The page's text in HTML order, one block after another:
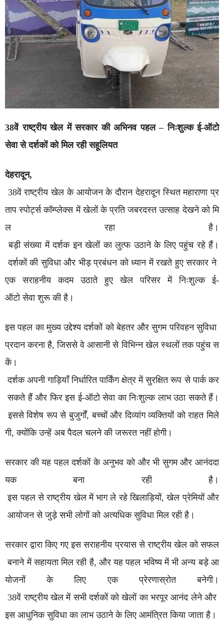
38वें राष्ट्रीय खेल में सरकार की अभिनव पहल – निःशुल्क ई-ऑटो
सेवा से दर्शकों को मिल रही सहूलियत
देहरादून,
38वें राष्ट्रीय खेल के आयोजन के दौरान देहरादून स्थित महाराणा प्र
ताप स्पोर्ट्स कॉम्प्लेक्स में खेलों के प्रति जबरदस्त उत्साह देखने को मि
ल रहा है।
बड़ी संख्या में दर्शक इन खेलों का लुत्फ उठाने के लिए पहुंच रहे हैं।
दर्शकों की सुविधा और भीड़ प्रबंधन को ध्यान में रखते हुए सरकार ने
एक सराहनीय कदम उठाते हुए खेल परिसर में निःशुल्क ई-
ऑटो सेवा शुरू की है।
इस पहल का मुख्य उद्देश्य दर्शकों को बेहतर और सुगम परिवहन सुविधा
प्रदान करना है, जिससे वे आसानी से विभिन्न खेल स्थलों तक पहुंच स
कें।
दर्शक अपनी गाड़ियाँ निर्धारित पार्किंग क्षेत्र में सुरक्षित रूप से पार्क कर
सकते हैं और फिर इस ई-ऑटो सेवा का निःशुल्क लाभ उठा सकते हैं।
इससे विशेष रूप से बुजुर्गों, बच्चों और दिव्यांग व्यक्तियों को राहत मिले
गी, क्योंकि उन्हें अब पैदल चलने की जरूरत नहीं होगी।
सरकार की यह पहल दर्शकों के अनुभव को और भी सुगम और आनंददा
यक बना रही है।
इस पहल से राष्ट्रीय खेल में भाग ले रहे खिलाड़ियों, खेल प्रेमियों और
आयोजन से जुड़े सभी लोगों को अत्यधिक सुविधा मिल रही है।
सरकार द्वारा किए गए इस सराहनीय प्रयास से राष्ट्रीय खेल को सफल
बनाने में सहायता मिल रही है, और यह पहल भविष्य में भी अन्य बड़े आ
योजनों के लिए एक प्रेरणास्रोत बनेगी।
38वें राष्ट्रीय खेल में सभी दर्शकों को खेलों का भरपूर आनंद लेने और
इस आधुनिक सुविधा का लाभ उठाने के लिए आमंत्रित किया जाता है।